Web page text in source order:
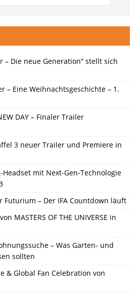
– Die neue Generation“ stellt sich
– Eine Weihnachtsgeschichte – 1.
DAY – Finaler Trailer
3 neuer Trailer und Premiere in
mit Next-Gen-Technologie
Futurium – Der IFA Countdown läuft
MASTERS OF THE UNIVERSE in
– Was Garten- und
sollten
& Global Fan Celebration von